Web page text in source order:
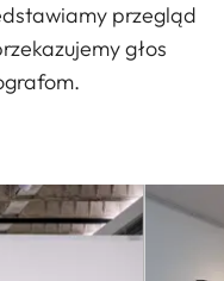
przegląd
głos